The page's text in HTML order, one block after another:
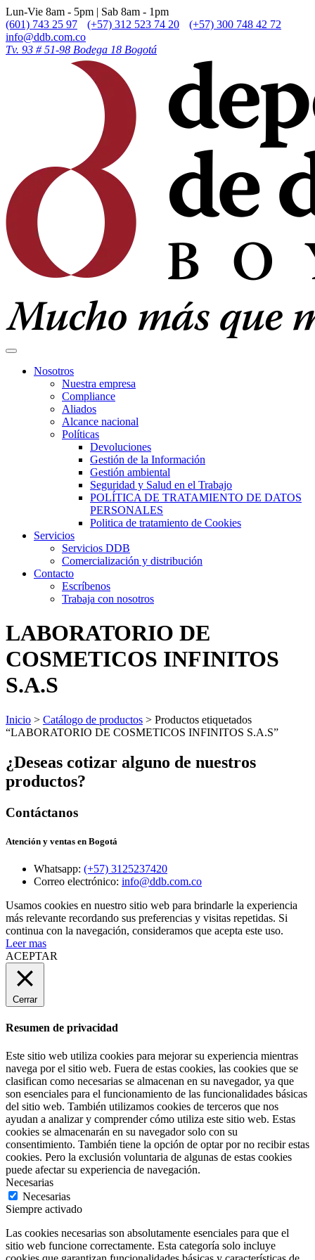
Lun-Vie 8am - 5pm | Sab 8am - 1pm
(601) 743 25 97
(+57) 312 523 74 20
(+57) 300 748 42 72
info@ddb.com.co
Tv. 93 # 51-98 Bodega 18 Bogotá
Nosotros
Nuestra empresa
Compliance
Aliados
Alcance nacional
Políticas
Devoluciones
Gestión de la Información
Gestión ambiental
Seguridad y Salud en el Trabajo
POLÍTICA DE TRATAMIENTO DE DATOS
PERSONALES
Politica de tratamiento de Cookies
Servicios
Servicios DDB
Comercialización y distribución
Contacto
Escríbenos
Trabaja con nosotros
LABORATORIO DE
COSMETICOS INFINITOS
S.A.S
Inicio > Catálogo de productos > Productos etiquetados
“LABORATORIO DE COSMETICOS INFINITOS S.A.S”
¿Deseas cotizar alguno de nuestros
productos?
Contáctanos
Atención y ventas en Bogotá
Whatsapp: (+57) 3125237420
Correo electrónico: info@ddb.com.co
Usamos cookies en nuestro sitio web para brindarle la experiencia
más relevante recordando sus preferencias y visitas repetidas. Si
continua con la navegación, consideramos que acepta este uso.
Leer mas
ACEPTAR
Cerrar
Resumen de privacidad
Este sitio web utiliza cookies para mejorar su experiencia mientras
navega por el sitio web. Fuera de estas cookies, las cookies que se
clasifican como necesarias se almacenan en su navegador, ya que
son esenciales para el funcionamiento de las funcionalidades básicas
del sitio web. También utilizamos cookies de terceros que nos
ayudan a analizar y comprender cómo utiliza este sitio web. Estas
cookies se almacenarán en su navegador solo con su
consentimiento. También tiene la opción de optar por no recibir estas
cookies. Pero la exclusión voluntaria de algunas de estas cookies
puede afectar su experiencia de navegación.
Necesarias
Necesarias
Siempre activado
Las cookies necesarias son absolutamente esenciales para que el
sitio web funcione correctamente. Esta categoría solo incluye